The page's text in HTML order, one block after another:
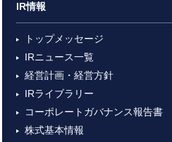
IR情報
トップメッセージ
IRニュース一覧
経営計画・経営方針
IRライブラリー
コーポレートガバナンス報告書
株式基本情報